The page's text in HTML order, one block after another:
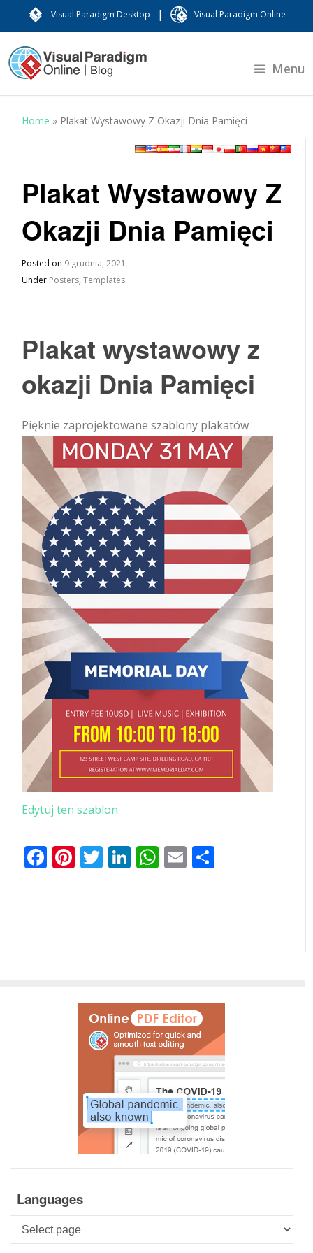
Visual Paradigm Desktop | Visual Paradigm Online
Menu
Home » Plakat Wystawowy Z Okazji Dnia Pamięci
Plakat Wystawowy Z
Okazji Dnia Pamięci
Posted on 9 grudnia, 2021
Under Posters,Templates
Plakat wystawowy z
okazji Dnia Pamięci
Pięknie zaprojektowane szablony plakatów
Edytuj ten szablon
Facebook
Pinterest
Twitter
LinkedIn
WhatsApp
Email
Languages
Languages